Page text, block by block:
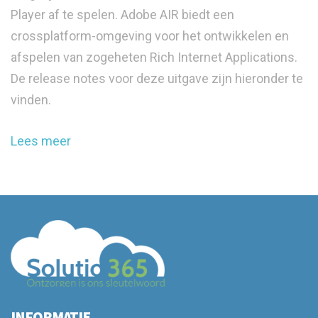
Player af te spelen. Adobe AIR biedt een
crossplatform-omgeving voor het ontwikkelen en
afspelen van zogeheten Rich Internet Applications.
De release notes voor deze uitgave zijn hieronder te
vinden.
Lees meer